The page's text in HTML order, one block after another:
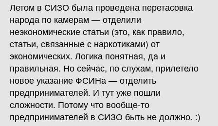
Летом в СИЗО была проведена перетасовка
народа по камерам — отделили
неэкономические статьи (это, как правило,
статьи, связанные с наркотиками) от
экономических. Логика понятная, да и
правильная. Но сейчас, по слухам, прилетело
новое указание ФСИНа — отделить
предпринимателей. И тут уже пошли
сложности. Потому что вообще-то
предпринимателей в СИЗО быть не должно. :)